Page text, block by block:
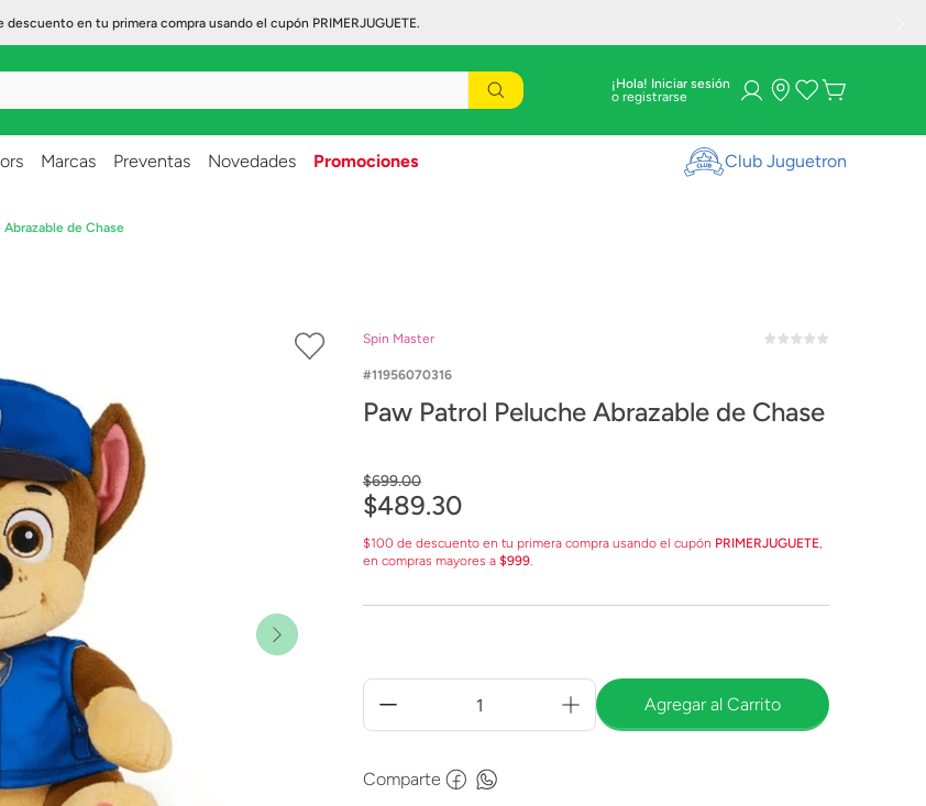
descuento en tu primera compra usando el cupón PRIMERJUGUETE.
¡Hola! Iniciar sesión
Marcas Preventas Novedades Promociones Club Juguetron
de Chase
Spin Master
11956070316
Paw Patrol Peluche Abrazable de Chase
$699.00
$489.30
$100 de descuento en tu primera compra usando el cupón PRIMERJUGUETE,
en compras mayores a $999.
Agregar al Carrito
Comparte